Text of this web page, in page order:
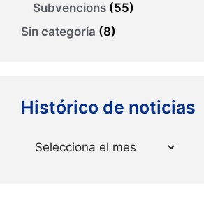
Subvencions (55)
Sin categoría (8)
Histórico de noticias
Arxius